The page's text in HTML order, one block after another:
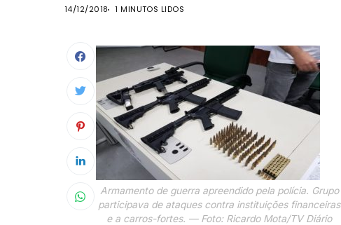
14/12/2018 1 MINUTOS LIDOS
Armamento de guerra apreendido pela polícia. Grupo
participava de ataques contra instituições financeiras
e a carros-fortes. — Foto: Ricardo Mota/TV Diário